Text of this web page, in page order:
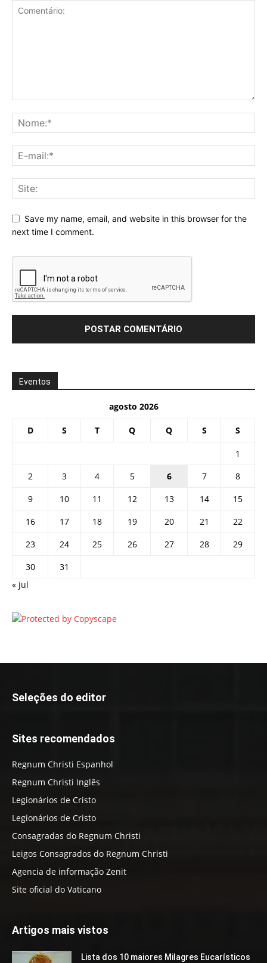
Save my name, email, and website in this browser for the
next time I comment.
Eventos
agosto 2026
D S T Q Q S S
1
2
3 4 5 6 7
8
9
10 11 12 13 14
15
16
17 18 19 20 21
22
23
24 25 26 27 28
29
30
31
« jul
Seleções do editor
Sites recomendados
Regnum Christi Espanhol
Regnum Christi Inglês
Legionários de Cristo
Legionários de Cristo
Consagradas do Regnum Christi
Leigos Consagrados do Regnum Christi
Agencia de informação Zenit
Site oficial do Vaticano
Artigos mais vistos
Lista dos 10 maiores Milagres Eucarísticos